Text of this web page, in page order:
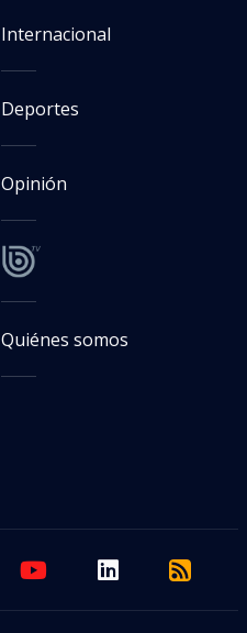
Internacional
Deportes
Opinión
Quiénes somos